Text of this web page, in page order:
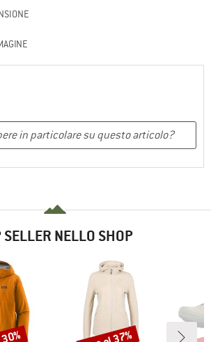
SELLER NELLO SHOP
Sconto